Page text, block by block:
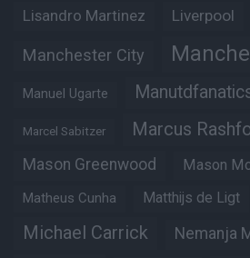
Lisandro Martinez Liverpool
Manchester City
Manuel Ugarte
Marcel Sabitzer Marcus
Mason Greenwood Mason
Matheus Cunha Matthijs de Ligt
Michael Carrick Nemanja